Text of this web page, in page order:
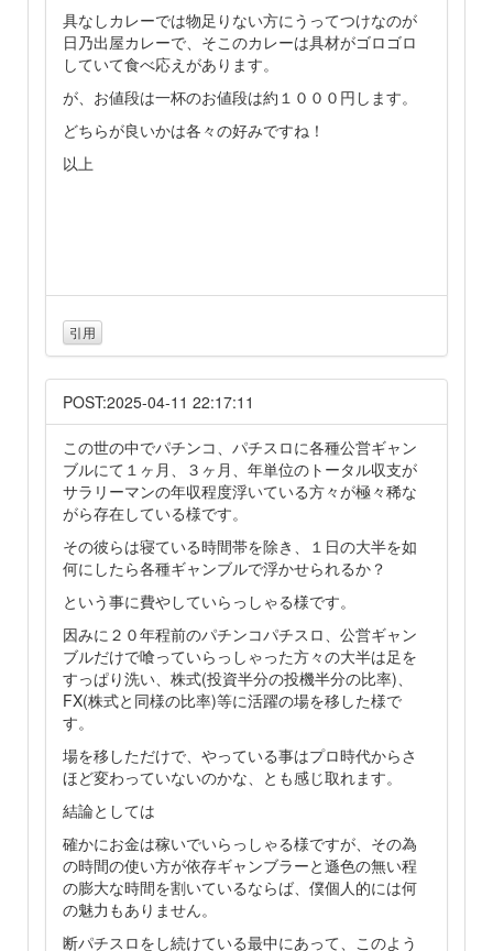
具なしカレーでは物足りない方にうってつけなのが
日乃出屋カレーで、そこのカレーは具材がゴロゴロ
していて食べ応えがあります。
が、お値段は一杯のお値段は約１０００円します。
どちらが良いかは各々の好みですね！
以上
引用
POST:2025-04-11 22:17:11
この世の中でパチンコ、パチスロに各種公営ギャン
ブルにて１ヶ月、３ヶ月、年単位のトータル収支が
サラリーマンの年収程度浮いている方々が極々稀な
がら存在している様です。
その彼らは寝ている時間帯を除き、１日の大半を如
何にしたら各種ギャンブルで浮かせられるか？
という事に費やしていらっしゃる様です。
因みに２０年程前のパチンコパチスロ、公営ギャン
ブルだけで喰っていらっしゃった方々の大半は足を
すっぱり洗い、株式(投資半分の投機半分の比率)、
FX(株式と同様の比率)等に活躍の場を移した様で
す。
場を移しただけで、やっている事はプロ時代からさ
ほど変わっていないのかな、とも感じ取れます。
結論としては
確かにお金は稼いでいらっしゃる様ですが、その為
の時間の使い方が依存ギャンブラーと遜色の無い程
の膨大な時間を割いているならば、僕個人的には何
の魅力もありません。
断パチスロをし続けている最中にあって、このよう